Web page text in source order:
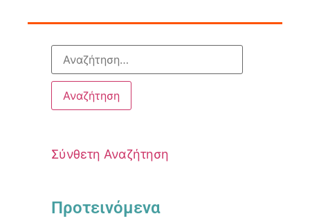
Σύνθετη Αναζήτηση
Προτεινόμενα